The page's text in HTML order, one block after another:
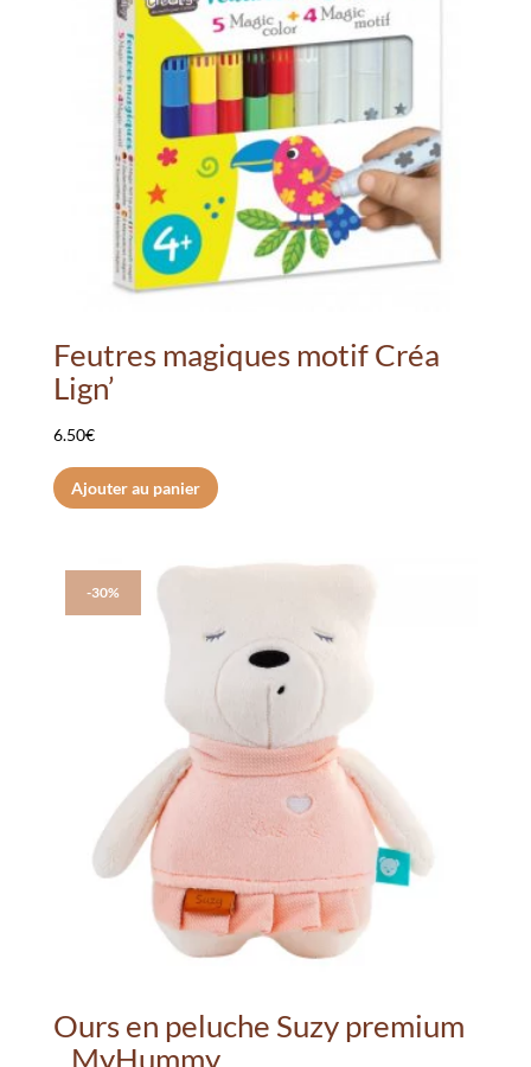
Feutres magiques motif Créa
Lign’
6.50€
Ajouter au panier
-30%
Ours en peluche Suzy premium
_ MyHummy